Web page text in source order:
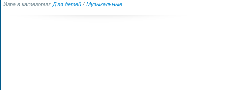
Игра в категории: Для детей /Музыкальные